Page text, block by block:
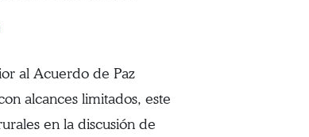
al Acuerdo de Paz
alcances limitados, este
en la discusión de